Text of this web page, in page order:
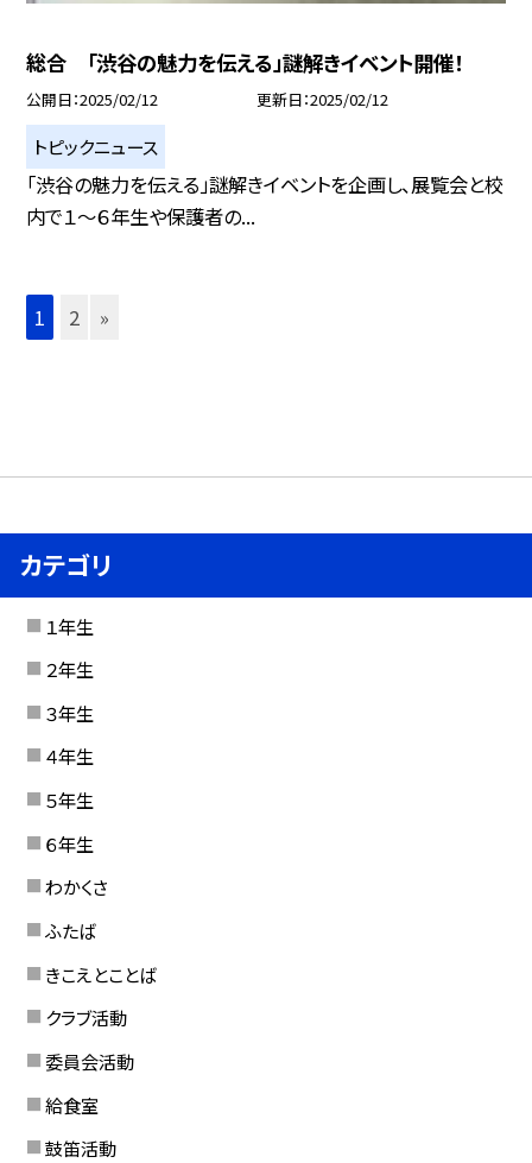
総合 「渋谷の魅力を伝える」謎解きイベント開催！
公開日 2025/02/12 更新日 2025/02/12
トピックニュース
「渋谷の魅力を伝える」謎解きイベントを企画し、展覧会と校
内で１〜６年生や保護者の...
1 2 »
カテゴリ
１年生
２年生
３年生
４年生
５年生
６年生
わかくさ
ふたば
きこえとことば
クラブ活動
委員会活動
給食室
鼓笛活動